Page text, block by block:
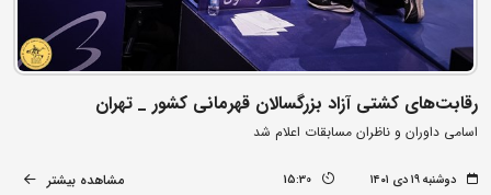
رقابت‌های کشتی آزاد بزرگسالان قهرمانی کشور _ تهران
اسامی داوران و ناظران مسابقات اعلام شد
دوشنبه ۱۹ دی ۱۴۰۱ 15:30 مشاهده بیشتر